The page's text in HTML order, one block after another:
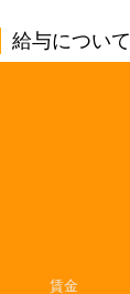
給与について
賃金